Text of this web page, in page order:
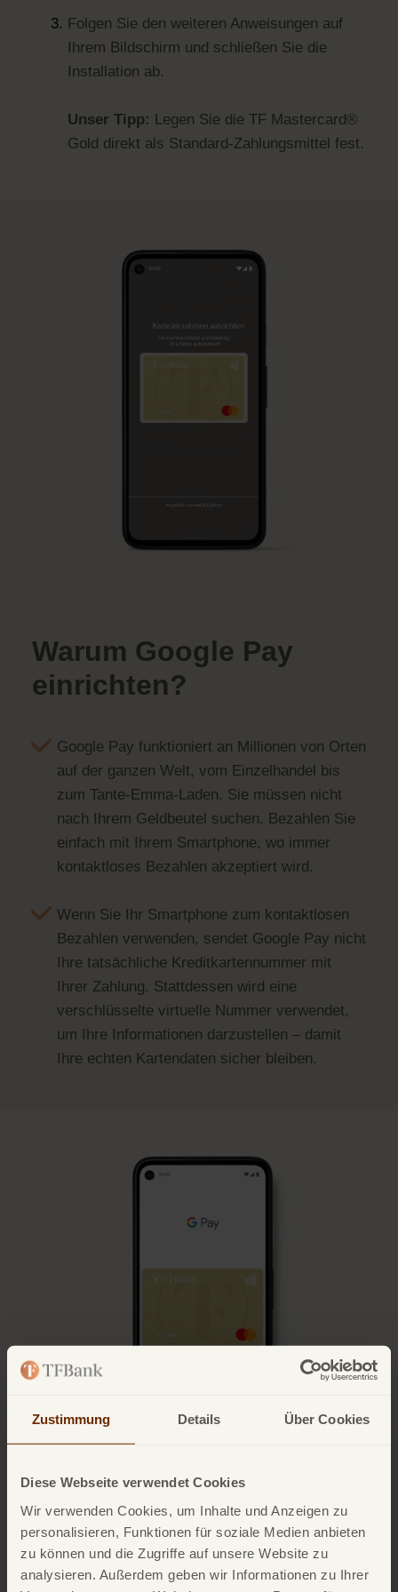
Zustimmung Details Über Cookies
Diese Webseite verwendet Cookies
Wir verwenden Cookies, um Inhalte und Anzeigen zu
personalisieren, Funktionen für soziale Medien anbieten
zu können und die Zugriffe auf unsere Website zu
analysieren. Außerdem geben wir Informationen zu Ihrer
Folgen Sie den weiteren Anweisungen auf
Ihrem Bildschirm und schließen Sie die
Installation ab.
Unser Tipp: Legen Sie die TF Mastercard®
Gold direkt als Standard-Zahlungsmittel fest.
Warum Google Pay
einrichten?
Google Pay funktioniert an Millionen von Orten
auf der ganzen Welt, vom Einzelhandel bis
zum Tante-Emma-Laden. Sie müssen nicht
nach Ihrem Geldbeutel suchen. Bezahlen Sie
einfach mit Ihrem Smartphone, wo immer
kontaktloses Bezahlen akzeptiert wird.
Wenn Sie Ihr Smartphone zum kontaktlosen
Bezahlen verwenden, sendet Google Pay nicht
Ihre tatsächliche Kreditkartennummer mit
Ihrer Zahlung. Stattdessen wird eine
verschlüsselte virtuelle Nummer verwendet,
um Ihre Informationen darzustellen – damit
Ihre echten Kartendaten sicher bleiben.
Google Pay einrichten